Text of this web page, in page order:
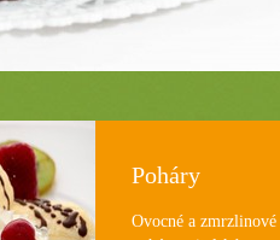
Poháry
Ovocné a zmrzlinové